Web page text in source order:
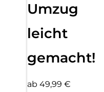
Umzug
leicht
gemacht!
ab 49,99 €